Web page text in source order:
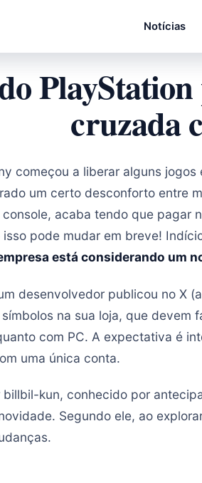
Notícias
cruzada
começou a liberar alguns
um certo desconforto entre
acaba tendo que pagar
pode mudar em breve!
está considerando um
desenvolvedor publicou no X
na sua loja, que
com PC. A expectativa é
uma única conta.
billbil-kun, conhecido por
Segundo ele, ao